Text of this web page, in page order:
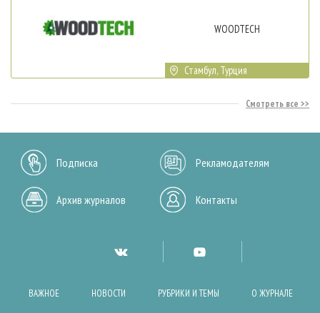
WOODTECH
Стамбул, Турция
Смотреть все
Подписка Рекламодателям
Архив журналов Контакты
ВАЖНОЕ НОВОСТИ РУБРИКИ И ТЕМЫ О ЖУРНАЛЕ